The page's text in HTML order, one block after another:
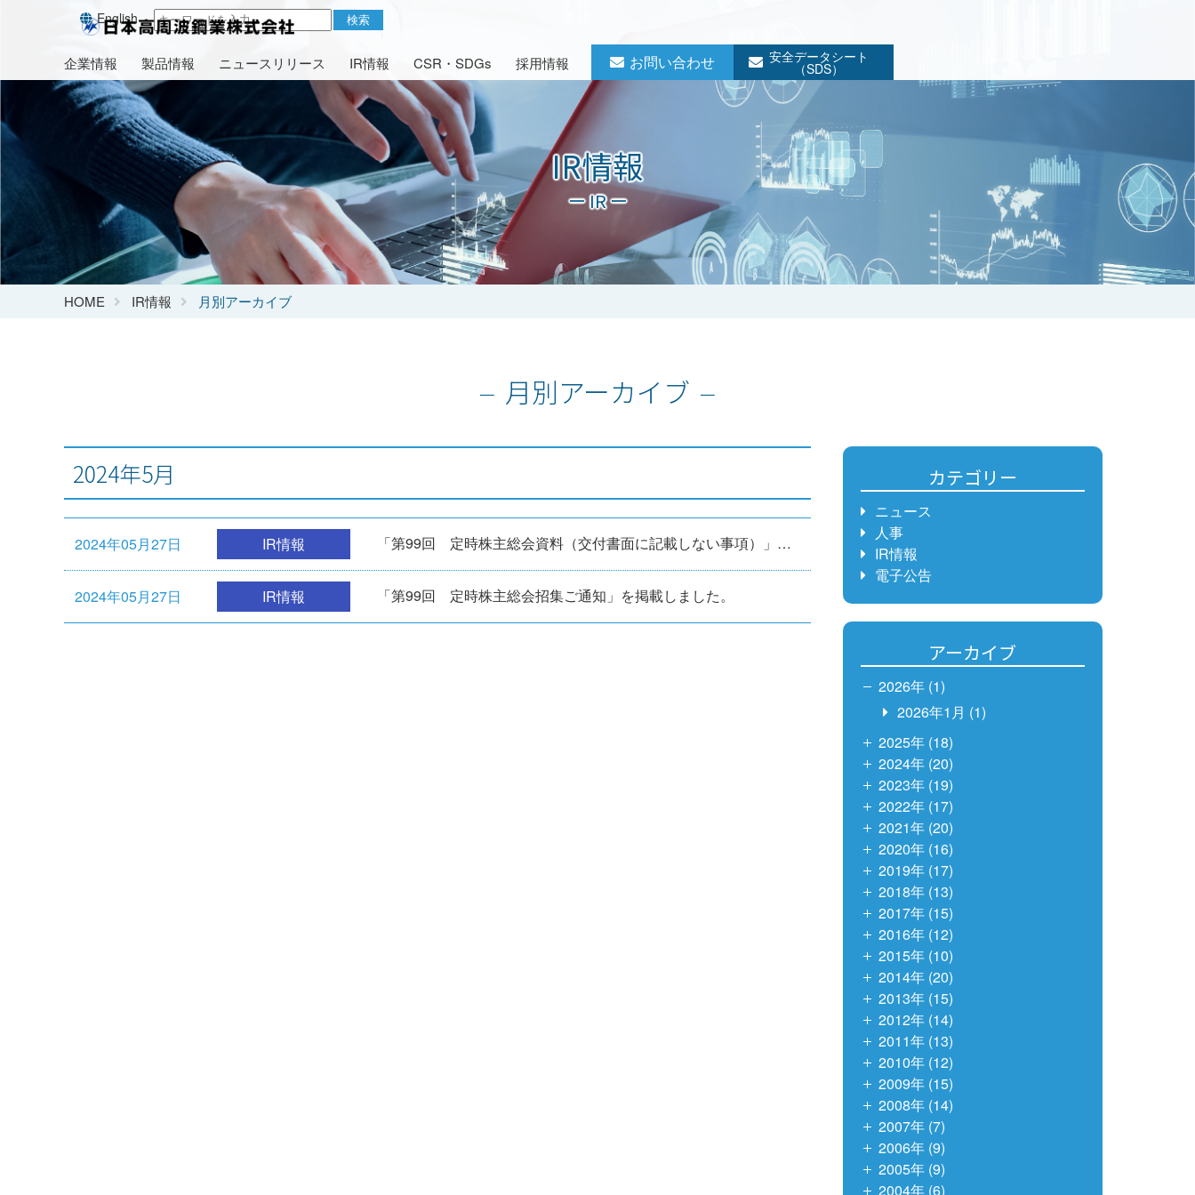
English 検索
企業情報 製品情報 ニュースリリース IR情報 CSR・SDGs 採用情報 お問い合わせ 安全データシート
（SDS）
IR情報
ー IR ー
HOME IR情報 月別アーカイブ
月別アーカイブ
2024年5月
2024年05月27日 IR情報 「第99回 定時株主総会資料（交付書面に記載しない事項）」を掲載しました。
2024年05月27日 IR情報 「第99回 定時株主総会招集ご通知」を掲載しました。
カテゴリー
ニュース
人事
IR情報
電子公告
アーカイブ
2026年 (1)
2026年1月 (1)
2025年 (18)
2024年 (20)
2023年 (19)
2022年 (17)
2021年 (20)
2020年 (16)
2019年 (17)
2018年 (13)
2017年 (15)
2016年 (12)
2015年 (10)
2014年 (20)
2013年 (15)
2012年 (14)
2011年 (13)
2010年 (12)
2009年 (15)
2008年 (14)
2007年 (7)
2006年 (9)
2005年 (9)
2004年 (6)